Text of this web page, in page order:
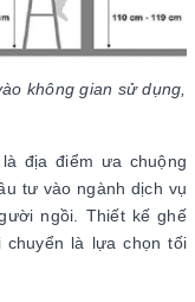
không gian sử dụng,
địa điểm ưa chuộng
tư vào ngành dịch vụ
ngồi. Thiết kế ghế
chuyển là lựa chọn tối